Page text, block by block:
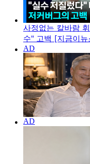
사정없는 칼바람
수" 고백 [지금이뉴